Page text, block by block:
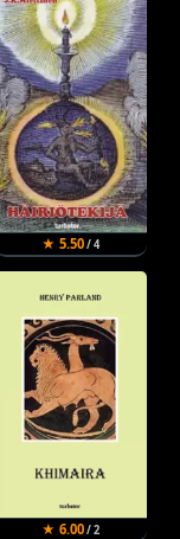
★ 5.50/ 4
★ 6.00/ 2